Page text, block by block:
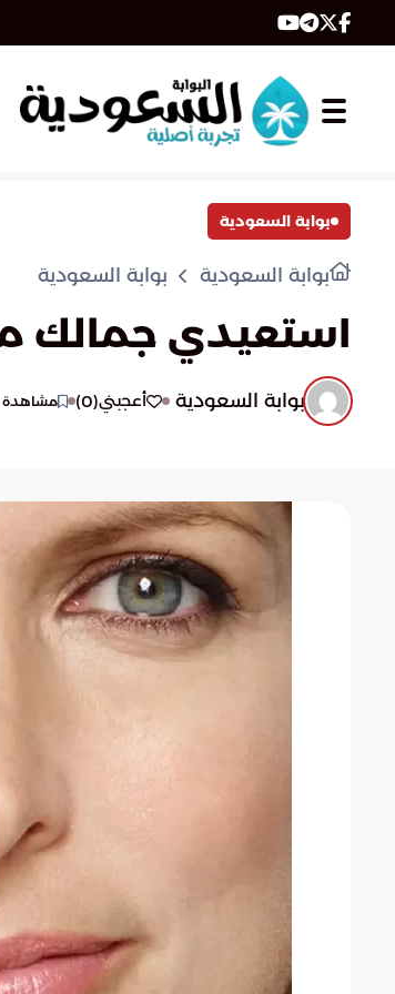
بوابة السعودية
بوابة السعودية بوابة السعودية
استعيدي جمالك مع
بوابة السعودية أعجبني(
0
) مشاهدة